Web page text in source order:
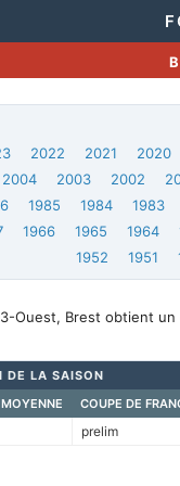
2022 2021 2020
2004 2003 2002
1985 1984 1983
1966 1965 1964
1952
1951
Ouest, Brest obtient
DE LA SAISON
COUPE DE
prelim